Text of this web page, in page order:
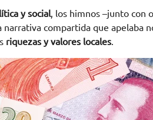
y social, los himnos –junto con
compartida que apelaba
riquezas y valores locales.